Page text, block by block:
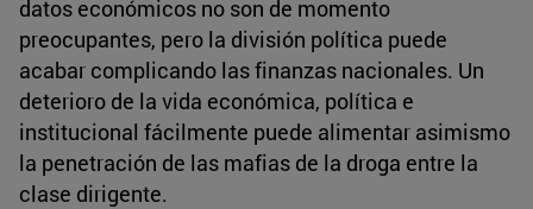
datos económicos no son de momento
preocupantes, pero la división política puede
acabar complicando las finanzas nacionales. Un
deterioro de la vida económica, política e
institucional fácilmente puede alimentar asimismo
la penetración de las mafias de la droga entre la
clase dirigente.